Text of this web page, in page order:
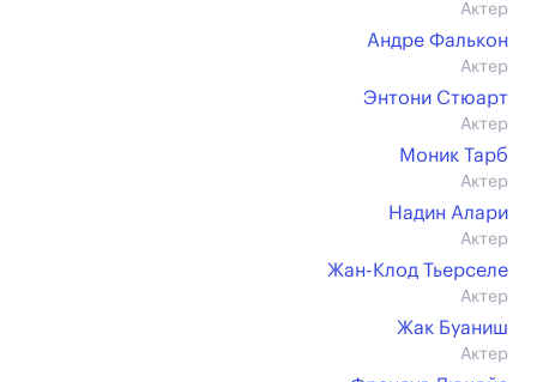
Актер
Андре Фалькон
Актер
Энтони Стюарт
Актер
Моник Тарб
Актер
Надин Алари
Актер
Жан-Клод Тьерселе
Актер
Жак Буаниш
Актер